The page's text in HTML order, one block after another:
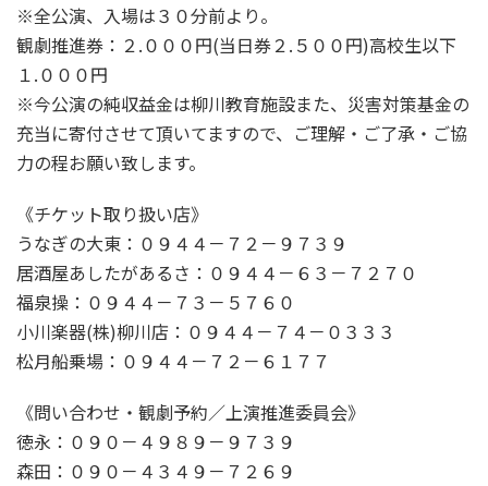
※全公演、入場は３０分前より。
観劇推進券：２.０００円(当日券２.５００円)高校生以下
１.０００円
※今公演の純収益金は柳川教育施設また、災害対策基金の
充当に寄付させて頂いてますので、ご理解・ご了承・ご協
力の程お願い致します。
《チケット取り扱い店》
うなぎの大東：０９４４－７２－９７３９
居酒屋あしたがあるさ：０９４４－６３－７２７０
福泉操：０９４４－７３－５７６０
小川楽器(株)柳川店：０９４４－７４－０３３３
松月船乗場：０９４４－７２－６１７７
《問い合わせ・観劇予約／上演推進委員会》
徳永：０９０－４９８９－９７３９
森田：０９０－４３４９－７２６９